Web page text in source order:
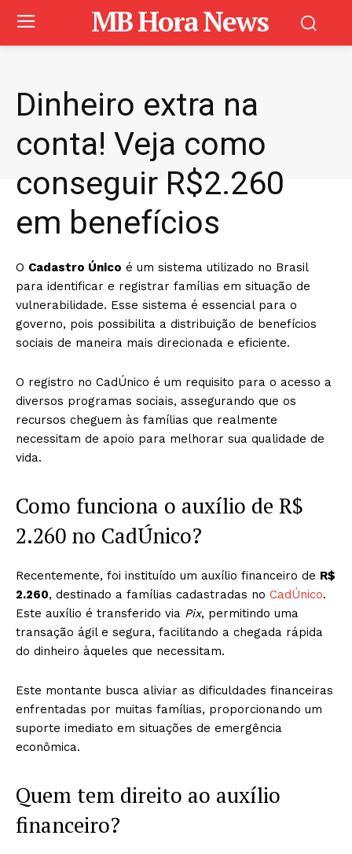
MB Hora News
Dinheiro extra na
conta! Veja como
conseguir R$2.260
em benefícios
O Cadastro Único é um sistema utilizado no Brasil
para identificar e registrar famílias em situação de
vulnerabilidade. Esse sistema é essencial para o
governo, pois possibilita a distribuição de benefícios
sociais de maneira mais direcionada e eficiente.
O registro no CadÚnico é um requisito para o acesso a
diversos programas sociais, assegurando que os
recursos cheguem às famílias que realmente
necessitam de apoio para melhorar sua qualidade de
vida.
Como funciona o auxílio de R$
2.260 no CadÚnico?
Recentemente, foi instituído um auxílio financeiro de R$
2.260, destinado a famílias cadastradas no CadÚnico.
Este auxílio é transferido via Pix, permitindo uma
transação ágil e segura, facilitando a chegada rápida
do dinheiro àqueles que necessitam.
Este montante busca aliviar as dificuldades financeiras
enfrentadas por muitas famílias, proporcionando um
suporte imediato em situações de emergência
econômica.
Quem tem direito ao auxílio
financeiro?